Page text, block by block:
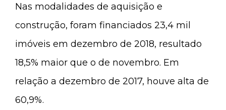
Nas modalidades de aquisição e
construção, foram financiados 23,4 mil
imóveis em dezembro de 2018, resultado
18,5% maior que o de novembro. Em
relação a dezembro de 2017, houve alta de
60,9%.